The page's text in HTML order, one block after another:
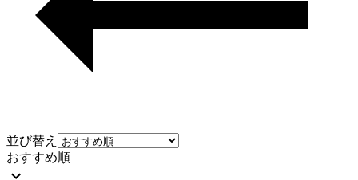
並び替え
おすすめ順